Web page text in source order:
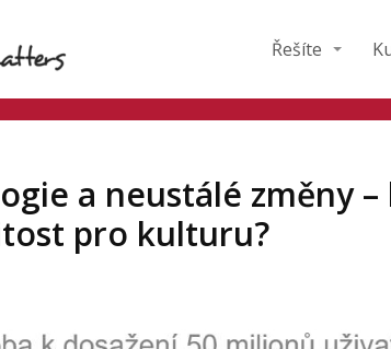
Řešíte
a neustálé změny –
pro kulturu?